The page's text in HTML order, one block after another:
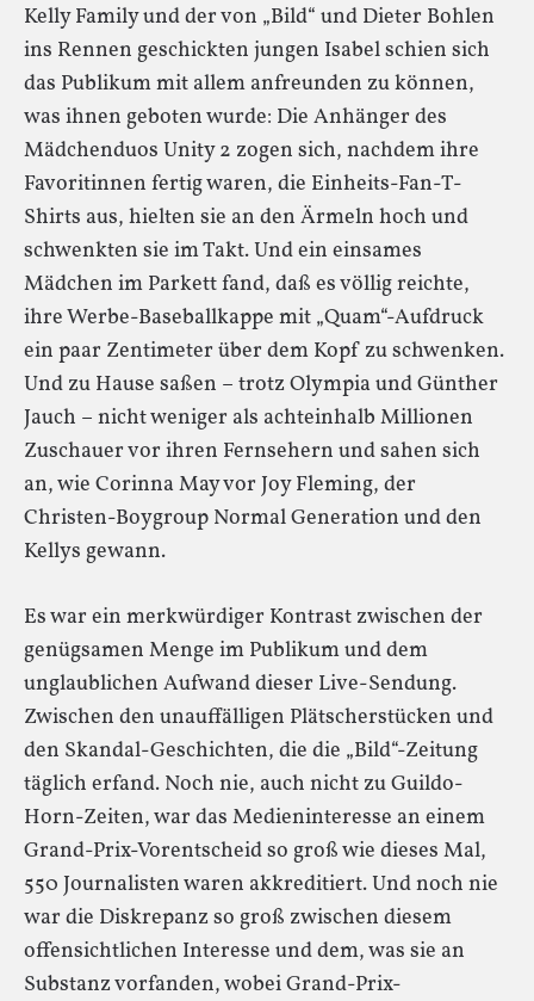
Kelly Family und der von „Bild“ und Dieter Bohlen
ins Rennen geschickten jungen Isabel schien sich
das Publikum mit allem anfreunden zu können,
was ihnen geboten wurde: Die Anhänger des
Mädchenduos Unity 2 zogen sich, nachdem ihre
Favoritinnen fertig waren, die Einheits-Fan-T-
Shirts aus, hielten sie an den Ärmeln hoch und
schwenkten sie im Takt. Und ein einsames
Mädchen im Parkett fand, daß es völlig reichte,
ihre Werbe-Baseballkappe mit „Quam“-Aufdruck
ein paar Zentimeter über dem Kopf zu schwenken.
Und zu Hause saßen – trotz Olympia und Günther
Jauch – nicht weniger als achteinhalb Millionen
Zuschauer vor ihren Fernsehern und sahen sich
an, wie Corinna May vor Joy Fleming, der
Christen-Boygroup Normal Generation und den
Kellys gewann.
Es war ein merkwürdiger Kontrast zwischen der
genügsamen Menge im Publikum und dem
unglaublichen Aufwand dieser Live-Sendung.
Zwischen den unauffälligen Plätscherstücken und
den Skandal-Geschichten, die die „Bild“-Zeitung
täglich erfand. Noch nie, auch nicht zu Guildo-
Horn-Zeiten, war das Medieninteresse an einem
Grand-Prix-Vorentscheid so groß wie dieses Mal,
550 Journalisten waren akkreditiert. Und noch nie
war die Diskrepanz so groß zwischen diesem
offensichtlichen Interesse und dem, was sie an
Substanz vorfanden, wobei Grand-Prix-